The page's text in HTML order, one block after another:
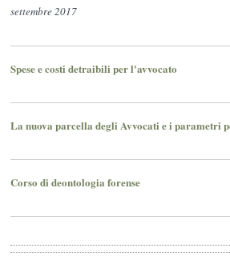
settembre 2017
Spese e costi detraibili per l'avvocato
La nuova parcella degli Avvocati e i parametri
Corso di deontologia forense